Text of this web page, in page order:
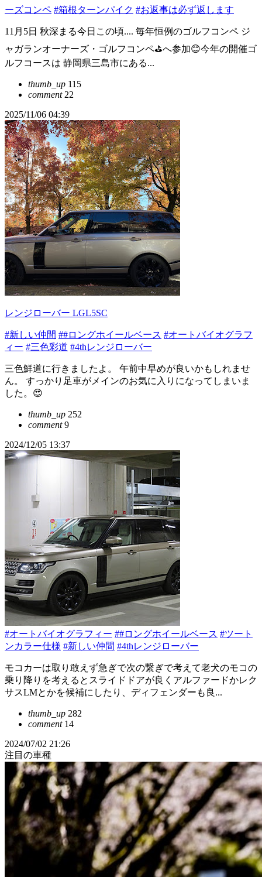
ーズコンペ #箱根ターンパイク #お返事は必ず返します
11月5日 秋深まる今日この頃.... 毎年恒例のゴルフコンペ ジ
ャガランオーナーズ・ゴルフコンペ⛳️へ参加😊今年の開催ゴ
ルフコースは 静岡県三島市にある...
thumb_up 115
comment22
2025/11/06 04:39
レンジローバー LGL5SC
#新しい仲間 ##ロングホイールベース #オートバイオグラフ
ィー #三色彩道 #4thレンジローバー
三色鮮道に行きましたよ。 午前中早めが良いかもしれませ
ん。 すっかり足車がメインのお気に入りになってしまいま
した。😍
thumb_up 252
comment9
2024/12/05 13:37
#オートバイオグラフィー ##ロングホイールベース #ツート
ンカラー仕様 #新しい仲間 #4thレンジローバー
モコカーは取り敢えず急ぎで次の繋ぎで考えて老犬のモコの
乗り降りを考えるとスライドドアが良くアルファードかレク
サスLMとかを候補にしたり、ディフェンダーも良...
thumb_up 282
comment14
2024/07/02 21:26
注目の車種